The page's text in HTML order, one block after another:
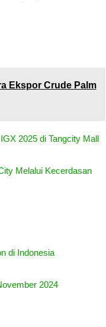
Ekspor Crude Palm
2025 di Tangcity Mall
Melalui Kecerdasan
di Indonesia
2024